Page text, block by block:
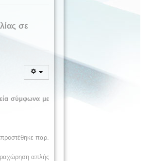
σε
σύμφωνα με
παρ.
απλής